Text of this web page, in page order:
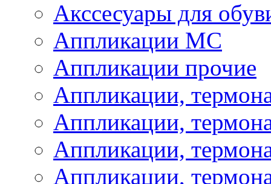
Акссесуары для
Аппликации МС
Аппликации прочие
Аппликации,
Аппликации,
Аппликации,
Аппликации,